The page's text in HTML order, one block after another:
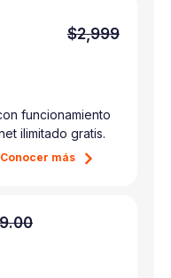
$2,999
funcionamiento
ilimitado gratis.
Conocer más